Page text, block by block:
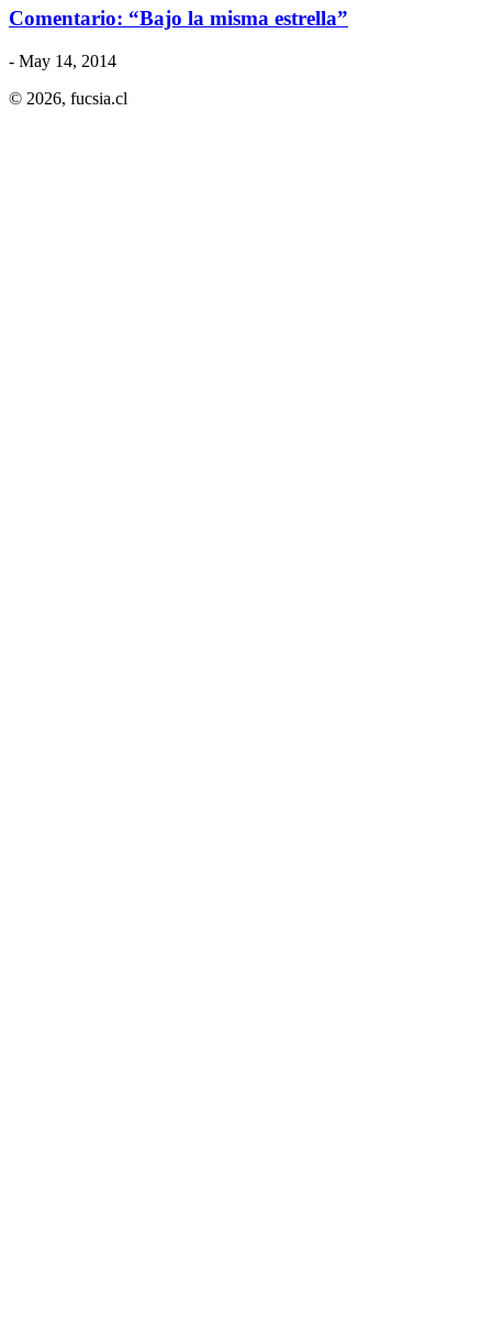
Comentario: “Bajo la misma estrella”
- May 14, 2014
© 2026, fucsia.cl